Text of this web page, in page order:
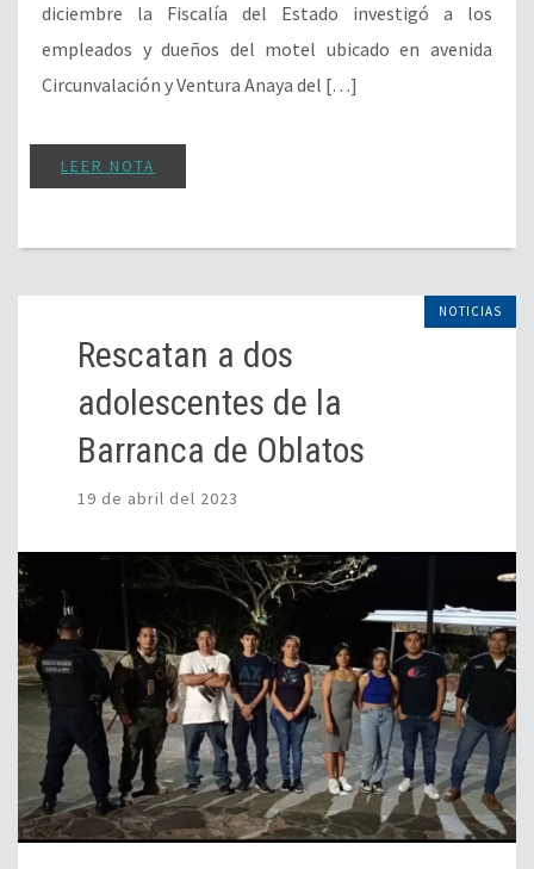
diciembre la Fiscalía del Estado investigó a los
empleados y dueños del motel ubicado en avenida
Circunvalación y Ventura Anaya del […]
LEER NOTA
NOTICIAS
Rescatan a dos
adolescentes de la
Barranca de Oblatos
19 de abril del 2023